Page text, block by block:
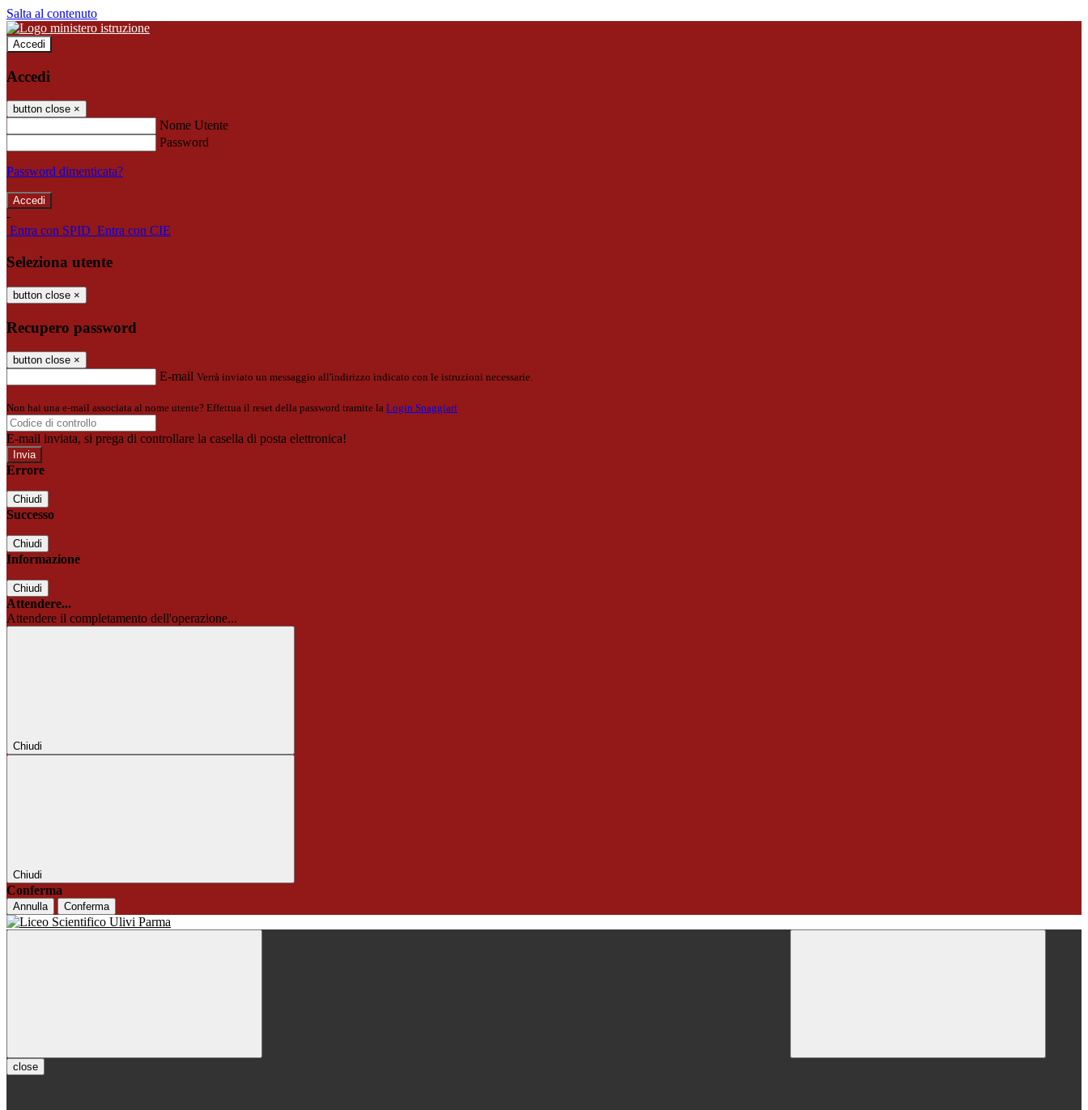
Salta al contenuto
Accedi
Accedi
button close ×
Nome Utente
Password
Password dimenticata?
-
Entra con SPID Entra con CIE
Seleziona utente
button close ×
Recupero password
button close ×
E-mail Verrà inviato un messaggio all'indirizzo indicato con le istruzioni necessarie.
Non hai una e-mail associata al nome utente? Effettua il reset della password tramite la Login Spaggiari
E-mail inviata, si prega di controllare la casella di posta elettronica!
Errore
Chiudi
Successo
Chiudi
Informazione
Chiudi
Attendere...
Attendere il completamento dell'operazione...
Chiudi
Chiudi
Conferma
Annulla Conferma
close